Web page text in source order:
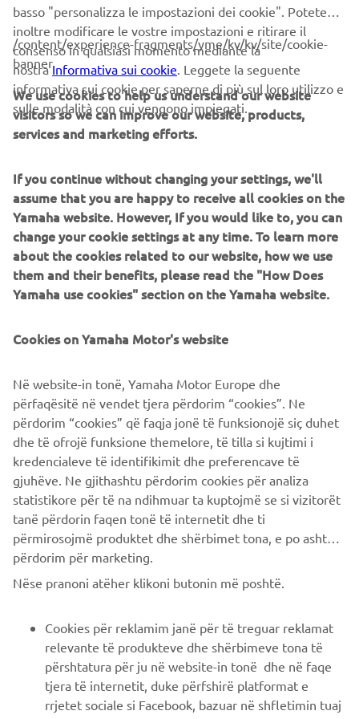
Abbiamo avuto diverse idee anche per quanto riguarda il
serbatoio del carburante e la sella, mantenendo la forma
"Peanut" e il tipo di targa del modello Flat Tracker.
Dopo i primi schizzi abbiamo fatto delle scelte e utilizzato
la modellazione Maya per creare un modello poligonale. In
questa fase abbiamo avuto la possibilità di farci un'idea
abbastanza chiara delle proporzioni della moto in 3D e
anteriore 3/4, ci ricordava un Pitbull con forti spalle
muscolose (il serbatoio del carburante) e la struttura
incurvata dava l'impressione di forza.
Successivamente, abbiamo iniziato con la progettazione
CAD per creare dei modelli di tutti componenti,
utilizzando le parti digitalizzate della XSR900 come
riferimento. L'obiettivo di questo processo è quello di
fitting corretto e l'aspetto finale di tutti i componenti. A
componenti servono proprio a una verifica ulteriore e
definitiva finale degli aspetti precedentemente
menzionati. L'obiettivo era prendere una XSR900 di serie
e trasformarla nella XR9 Carbona con un kit plug-and-play
senza apportare modifiche al telaio.
PIÙ YAMAHA
SUPPORTO
basso "personalizza le impostazioni dei cookie". Potete
inoltre modificare le vostre impostazioni e ritirare il
consenso in qualsiasi momento mediante la
nostraInformativa sui cookie. Leggete la seguente
informativa sui cookie per saperne di più sul loro utilizzo e
sulle modalità con cui vengono impiegati.
/content/experience-fragments/yme/kv/kv/site/cookie-
banner
We use cookies to help us understand our website
visitors so we can improve our website, products,
services and marketing efforts.
If you continue without changing your settings, we'll
assume that you are happy to receive all cookies on the
Yamaha website. However, If you would like to, you can
change your cookie settings at any time. To learn more
about the cookies related to our website, how we use
them and their benefits, please read the "How Does
Yamaha use cookies" section on the Yamaha website.
Cookies on Yamaha Motor's website
Në website-in tonë, Yamaha Motor Europe dhe
përfaqësitë në vendet tjera përdorim “cookies”. Ne
përdorim “cookies” që faqja jonë të funksionojë siç duhet
dhe të ofrojë funksione themelore, të tilla si kujtimi i
kredencialeve të identifikimit dhe preferencave të
gjuhëve. Ne gjithashtu përdorim cookies për analiza
statistikore për të na ndihmuar ta kuptojmë se si vizitorët
tanë përdorin faqen tonë të internetit dhe ti
përmirosojmë produktet dhe shërbimet tona, e po ashtu ti
përdorim për marketing.
Nëse pranoni atëher klikoni butonin më poshtë.
Cookies për reklamim janë për të treguar reklamat
relevante të produkteve dhe shërbimeve tona të
përshtatura për ju në website-in tonë dhe në faqe
tjera të internetit, duke përfshirë platformat e
rrjetet sociale si Facebook, bazuar në shfletimin tuaj